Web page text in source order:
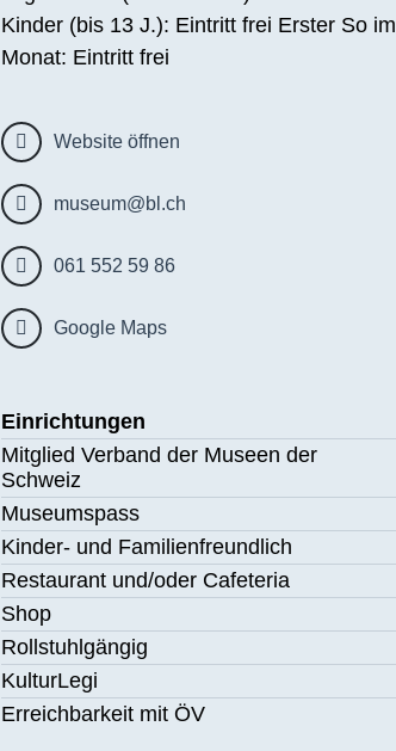
SO.
16
AUG.
17 18 19
Kinder (bis 13 J.): Eintritt frei Erster So im
Monat: Eintritt frei
Website öffnen
museum@bl.ch
061 552 59 86
Google Maps
Einrichtungen
Mitglied Verband der Museen der
Schweiz
Museumspass
Kinder- und Familienfreundlich
Restaurant und/oder Cafeteria
Shop
Rollstuhlgängig
KulturLegi
Erreichbarkeit mit ÖV